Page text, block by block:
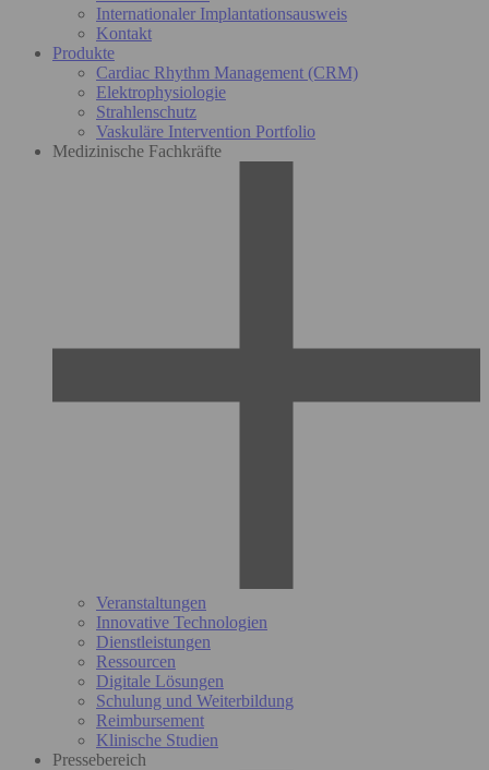
Internationaler Implantationsausweis
Kontakt
Produkte
Cardiac Rhythm Management (CRM)
Elektrophysiologie
Strahlenschutz
Vaskuläre Intervention Portfolio
Medizinische Fachkräfte
Veranstaltungen
Innovative Technologien
Dienstleistungen
Ressourcen
Digitale Lösungen
Schulung und Weiterbildung
Reimbursement
Klinische Studien
Pressebereich